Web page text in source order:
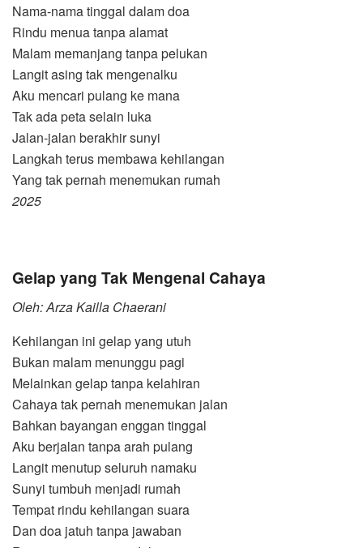
Nama-nama tinggal dalam doa
Rindu menua tanpa alamat
Malam memanjang tanpa pelukan
Langit asing tak mengenalku
Aku mencari pulang ke mana
Tak ada peta selain luka
Jalan-jalan berakhir sunyi
Langkah terus membawa kehilangan
Yang tak pernah menemukan rumah
2025
Gelap yang Tak Mengenal Cahaya
Oleh: Arza Kailla Chaerani
Kehilangan ini gelap yang utuh
Bukan malam menunggu pagi
Melainkan gelap tanpa kelahiran
Cahaya tak pernah menemukan jalan
Bahkan bayangan enggan tinggal
Aku berjalan tanpa arah pulang
Langit menutup seluruh namaku
Sunyi tumbuh menjadi rumah
Tempat rindu kehilangan suara
Dan doa jatuh tanpa jawaban